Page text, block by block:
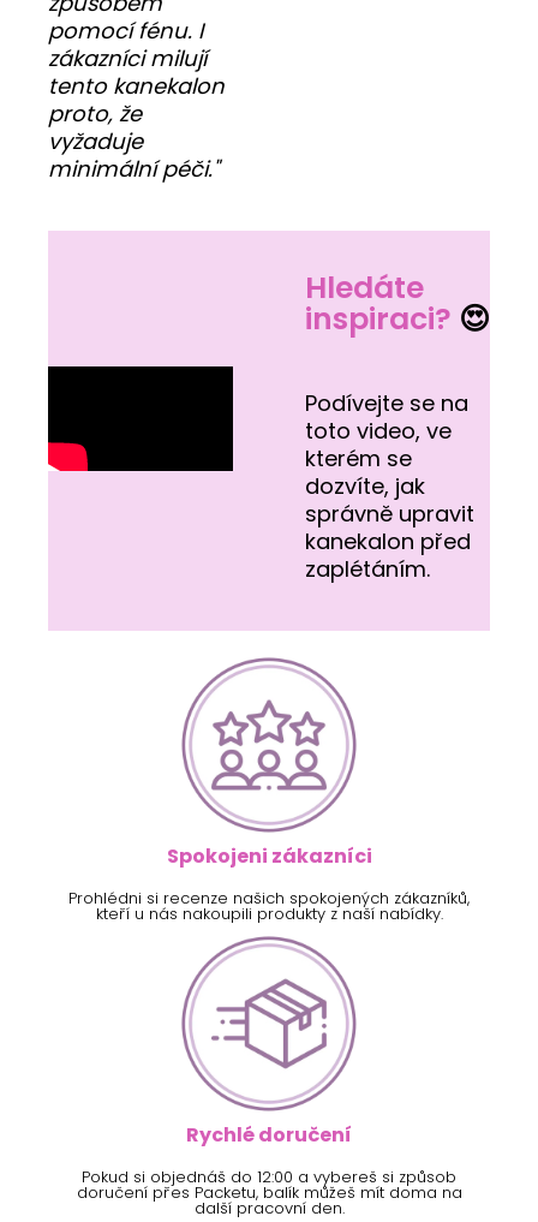
pomocí fénu. I
zákazníci milují
tento kanekalon
proto, že
vyžaduje
minimální péči."
Hledáte
inspiraci? 😍
Podívejte se na
toto video, ve
kterém se
dozvíte, jak
správně upravit
kanekalon před
zaplétáním.
Spokojeni zákazníci
Prohlédni si recenze našich spokojených zákazníků,
kteří u nás nakoupili produkty z naší nabídky.
Rychlé doručení
Pokud si objednáš do 12:00 a vybereš si způsob
doručení přes Packetu, balík můžeš mít doma na
další pracovní den.